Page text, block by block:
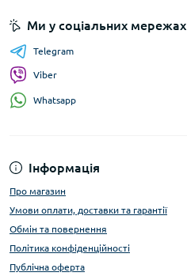
Інформація
Про магазин
Умови оплати, доставки та гарантії
Обмін та повернення
Політика конфіденційності
Публічна оферта
Ми у соціальних мережах
Telegram
Viber
Whatsapp